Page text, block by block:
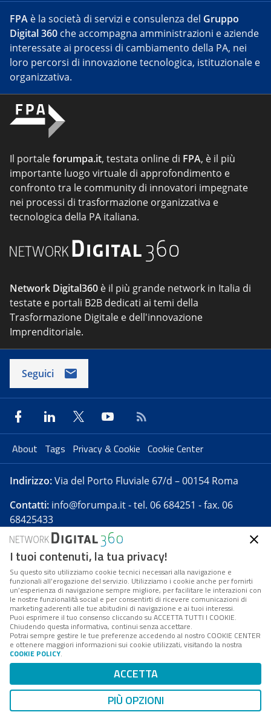
FPA è la società di servizi e consulenza del Gruppo
Digital 360 che accompagna amministrazioni e aziende
interessate ai processi di cambiamento della PA, nei
loro percorsi di innovazione tecnologica, istituzionale e
organizzativa.
Il portaleforumpa.it, testata online di FPA, è il più
importante luogo virtuale di approfondimento e
confronto tra le community di innovatori impegnate
nei processi di trasformazione organizzativa e
tecnologica della PA italiana.
Network Digital360 è il più grande network in Italia di
testate e portali B2B dedicati ai temi della
Trasformazione Digitale e dell'innovazione
Imprenditoriale.
Seguici
About Tags Privacy & Cookie Cookie Center
Indirizzo:Via del Porto Fluviale 67/d – 00154 Roma
Contatti: info@forumpa.it- tel. 06 684251 - fax. 06
68425433
Forumpa.itè una pubblicazione telematica iscritta
presso Registro della stampa del Tribunale di Roma -
Reg. n. 182 del 2 maggio 2008 - Direttore resp. Michela
Stentella
FPA s.r.l. è società soggetta a Direzione e
Coordinamento da parte di Digital360 S.p.A. - FPA s.r.l.
è un'azienda certificata per il sistema di management
Codice Fiscale/Partita IVA n. 10693191008 - R.E.A. Roma
n. 1249791. ISP AWS
Mappa del sito
I tuoi contenuti, la tua privacy!
Su questo sito utilizziamo cookie tecnici necessari alla navigazione e
funzionali all’erogazione del servizio. Utilizziamo i cookie anche per fornirti
un’esperienza di navigazione sempre migliore, per facilitare le interazioni con
le nostre funzionalità social e per consentirti di ricevere comunicazioni di
marketing aderenti alle tue abitudini di navigazione e ai tuoi interessi.
Puoi esprimere il tuo consenso cliccando su ACCETTA TUTTI I COOKIE.
Chiudendo questa informativa, continui senza accettare.
Potrai sempre gestire le tue preferenze accedendo al nostro COOKIE CENTER
e ottenere maggiori informazioni sui cookie utilizzati, visitando la nostra
COOKIE POLICY.
ACCETTA
PIÙ OPZIONI